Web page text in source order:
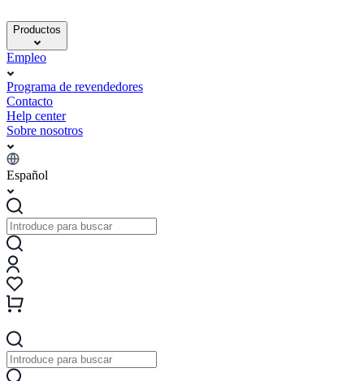
Productos
Empleo
Programa de revendedores
Contacto
Help center
Sobre nosotros
Español